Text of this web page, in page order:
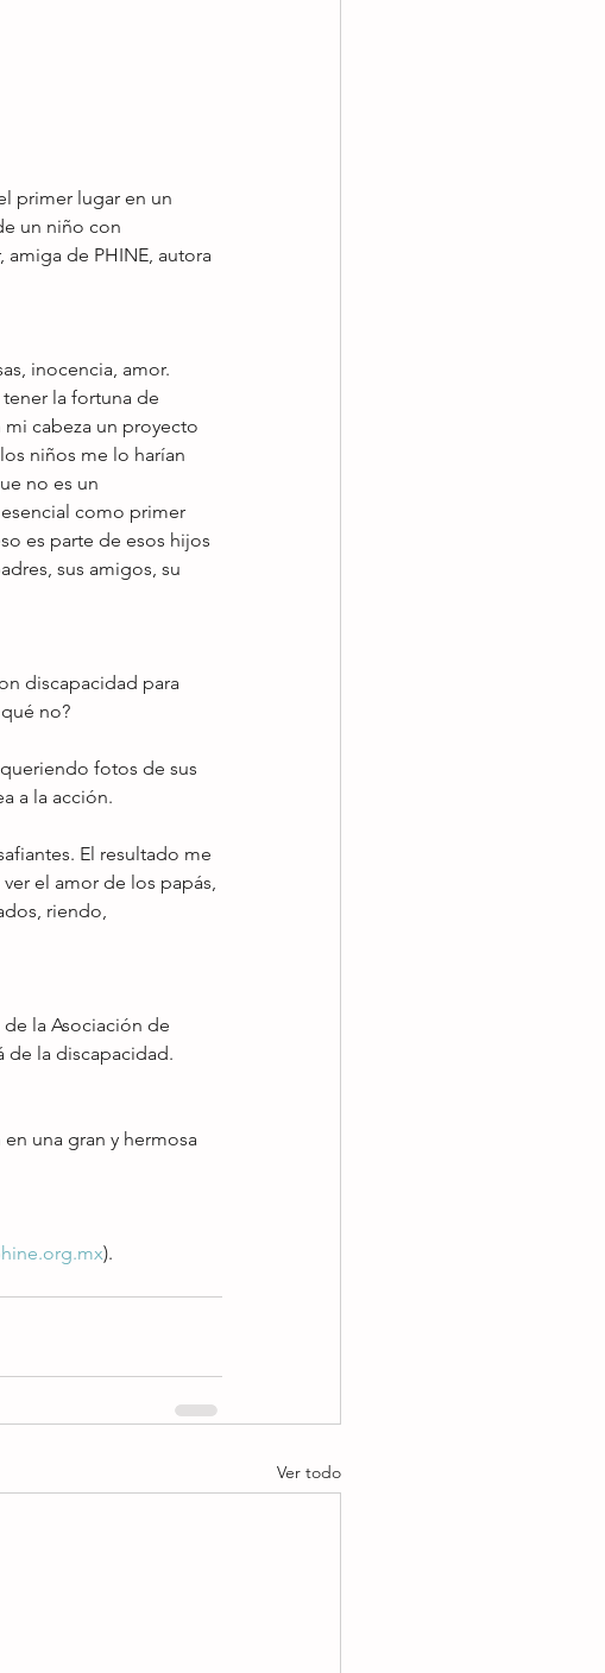
primer lugar en un
un niño con
de PHINE, autora
inocencia, amor.
la fortuna de
cabeza un proyecto
niños me lo harían
no es un
como primer
es parte de esos hijos
sus amigos, su
discapacidad para
no?
fotos de sus
a la acción.
El resultado me
el amor de los papás,
riendo,
la Asociación de
de la discapacidad.
una gran y hermosa
).
Ver todo